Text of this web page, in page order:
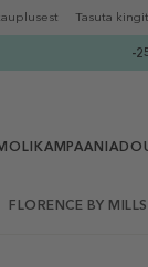
Tasuta
-
KAMPAANIA
FLORENCE BY